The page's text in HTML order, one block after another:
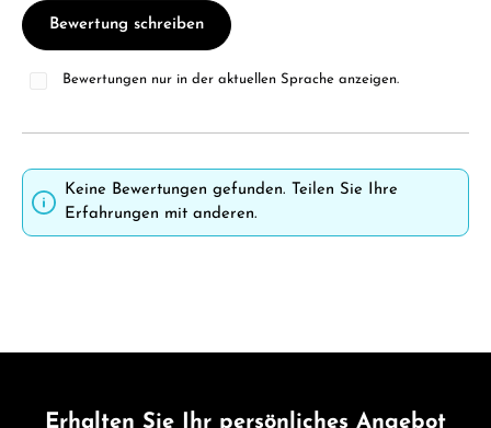
Bewertung schreiben
Bewertungen nur in der aktuellen Sprache anzeigen.
Keine Bewertungen gefunden. Teilen Sie Ihre
Erfahrungen mit anderen.
Erhalten Sie Ihr persönliches Angebot